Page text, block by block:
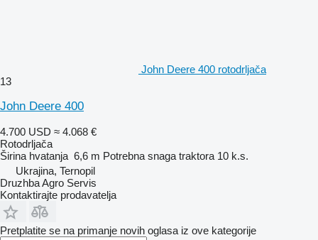
John Deere 400 rotodrljača
13
John Deere 400
4.700 USD ≈ 4.068 €
Rotodrljača
Širina hvatanja 6,6 m Potrebna snaga traktora 10 k.s.
Ukrajina, Ternopil
Druzhba Agro Servis
Kontaktirajte prodavatelja
Pretplatite se na primanje novih oglasa iz ove kategorije